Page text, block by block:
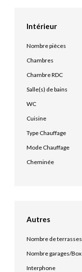
Intérieur
Nombre pièces
Chambres
Chambre RDC
Salle(s) de bains
WC
Cuisine
Type Chauffage
Mode Chauffage
Cheminée
Autres
Nombre de terrasses
Nombre garages/Box
Interphone